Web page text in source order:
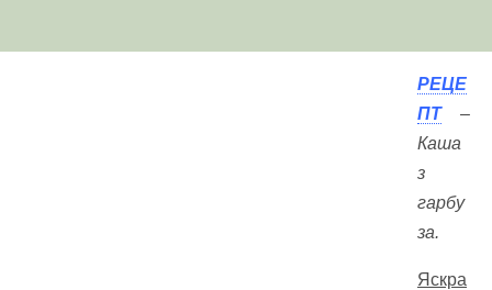
РЕЦЕ
ПТ–
Каша
з
гарбу
за.
Яскра